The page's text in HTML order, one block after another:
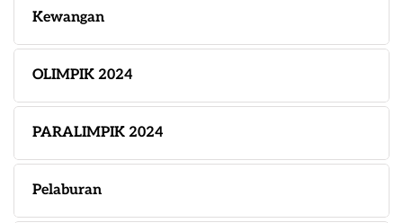
Kewangan
OLIMPIK 2024
PARALIMPIK 2024
Pelaburan